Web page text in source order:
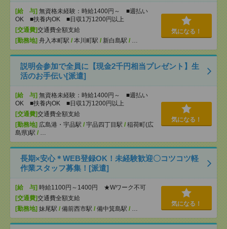
[給 与] 無資格未経験：時給1400円～ ■週払い
OK ■扶養内OK ■日収1万1200円以上
[交通費]交通費全額支給
[勤務地] 舟入本町駅 / 本川町駅 / 新白島駅 /
気になる！
説明会参加で全員に【現金2千円相当プレゼント】生
活のお手伝い[派遣]
[給 与] 無資格未経験：時給1400円～ ■週払い
OK ■扶養内OK ■日収1万1200円以上
[交通費]交通費全額支給
[勤務地] 広島港・宇品駅 / 宇品四丁目駅 / 稲荷町(広
島県)駅 /
気になる！
長期×安心＊WEB登録OK！未経験歓迎〇コツコツ軽
作業スタッフ募集！[派遣]
[給 与] 時給1100円～1400円 ★Wワーク不可
[交通費]交通費全額支給
[勤務地] 妹尾駅 / 備前西市駅 / 備中箕島駅 /
気になる！